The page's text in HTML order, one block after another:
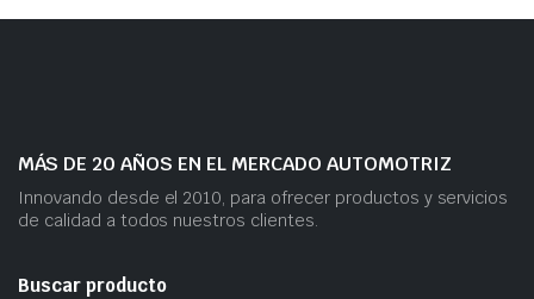
MÁS DE 20 AÑOS EN EL MERCADO AUTOMOTRIZ
Innovando desde el 2010, para ofrecer productos y servicios
de calidad a todos nuestros clientes.
Buscar producto